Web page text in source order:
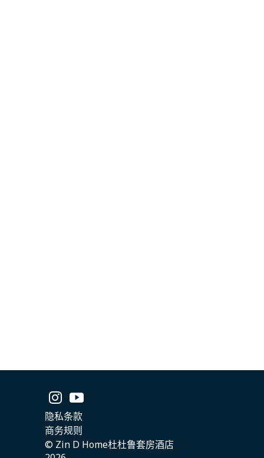
© Zin D Home杜杜鲁套房酒店
隐私条款
商务规则